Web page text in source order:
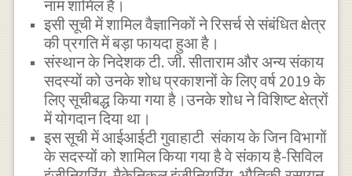
नाम शामिल है।
इसी सूची में शामिल वैज्ञानिकों ने रिसर्च से संबंधित क्षेत्र
की प्रगति में बड़ा फायदा हुआ है।
संस्थान के निदेशक टी. जी. सीताराम और अन्य संकाय
सदस्यों को उनके शोध प्रकाशनों के लिए वर्ष 2019 के
लिए सूचीबद्ध किया गया है।उनके शोध ने विशिष्ट क्षेत्रों
में योगदान दिया था।
इस सूची में आईआईटी गुवाहाटी संकाय के जिन विभागों
के सदस्यों को शामिल किया गया है वे संकाय है-सिविल